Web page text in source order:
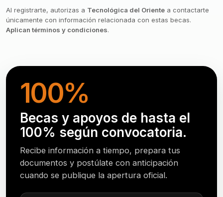
Al registrarte, autorizas a Tecnológica del Oriente a contactarte
únicamente con información relacionada con estas becas.
Aplican términos y condiciones.
100%
Becas y apoyos de hasta el
100% según convocatoria.
Recibe información a tiempo, prepara tus
documentos y postúlate con anticipación
cuando se publique la apertura oficial.